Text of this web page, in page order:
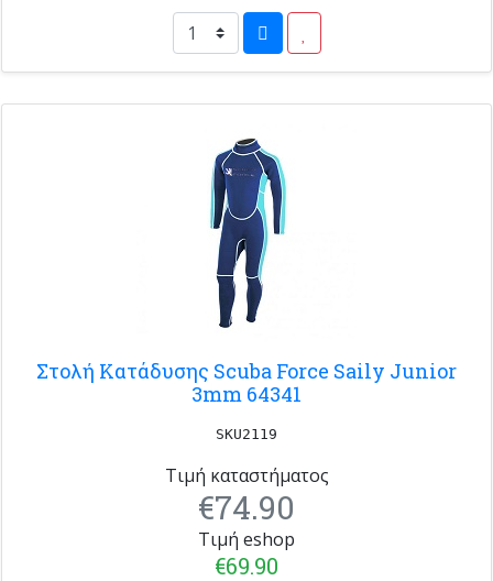
Στολή Κατάδυσης Scuba Force Saily Junior
3mm 64341
SKU2119
Τιμή καταστήματος
€74.90
Τιμή eshop
€69.90